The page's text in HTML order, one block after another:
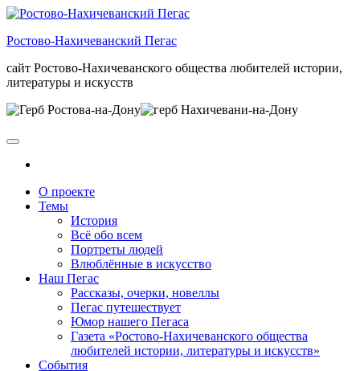
Skip
the
Ростово-Нахичеванский Пегас
сайт Ростово-Нахичеванского общества любителей истории,
литературы и искусств
О проекте
Темы
История
Всё обо всем
Портреты людей
Влюблённые в искусство
Наш Пегас
Рассказы, очерки, новеллы
Пегас путешествует
Юмор нашего Пегаса
Газета «Ростово-Нахичеванского общества
любителей истории, литературы и искусств»
События